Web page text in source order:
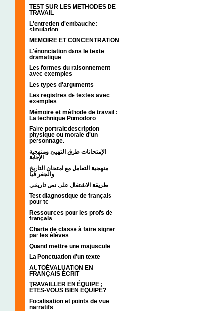
TEST SUR LES METHODES DE
TRAVAIL
L'entretien d'embauche:
simulation
MEMOIRE ET CONCENTRATION
L'énonciation dans le texte
dramatique
Les formes du raisonnement
avec exemples
Les types d'arguments
Les registres de textes avec
exemples
Mémoire et méthode de travail :
La technique Pomodoro
Faire portrait:description
physique ou morale d'un
personnage.
الإمتحانات طرق التهيئ ومنهجية
الإجابة
منهجية التعامل مع امتحان التاريخ
والجغرافيا
طريقة الاشتغال على نص تاريخي
Test diagnostique de français
pour tc
Ressources pour les profs de
français
Charte de classe à faire signer
par les élèves
Quand mettre une majuscule
La Ponctuation d'un texte
AUTOÉVALUATION EN
FRANÇAIS ÉCRIT
TRAVAILLER EN ÉQUIPE :
ÊTES-VOUS BIEN ÉQUIPÉ?
Focalisation et points de vue
narratifs